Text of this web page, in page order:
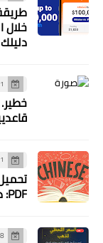
11
01
PDF: دليلك الشامل للبدء الآن!
18